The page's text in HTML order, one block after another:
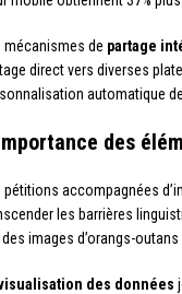
mécanismes de partage
direct vers diverses
automatique
des
pétitions accompagnées
les barrières
images d’orangs-
des données